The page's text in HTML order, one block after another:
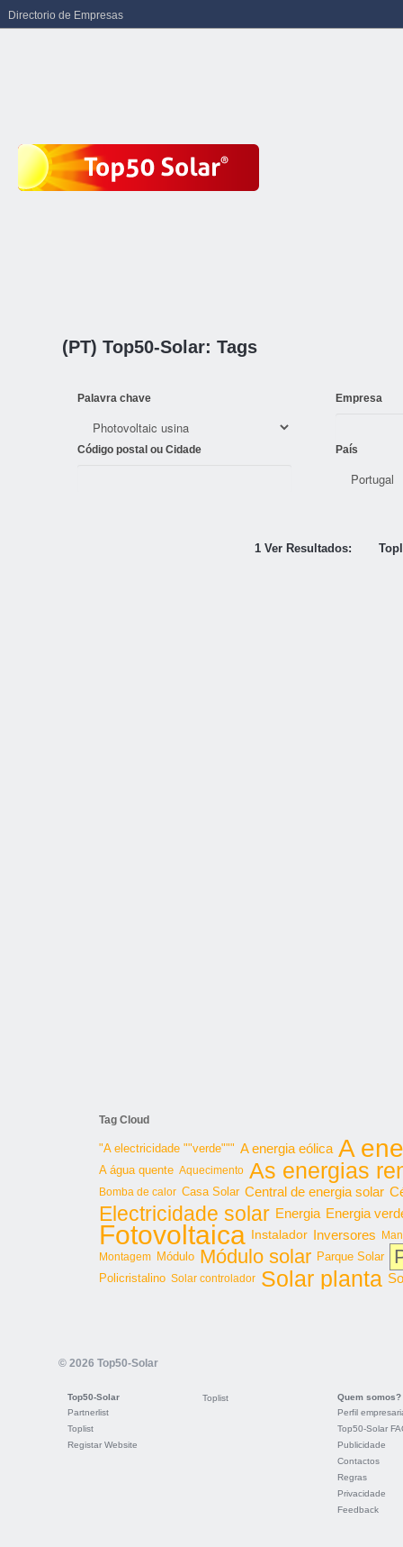
(PT) Top50-Solar: Tags
Palavra chave Empresa
Código postal ou Cidade País
1 Ver Resultados:
Tag Cloud
"A electricidade ""verde""" A energia eólica A
A água quente Aquecimento As energias
Bomba de calor Casa Solar Central de energia solar
Electricidade solar Energia Energia
Fotovoltaica Instalador Inversores
Montagem Módulo Módulo solar Parque Solar
Policristalino Solar controlador Solar planta
© 2026 Top50-Solar
Top50-Solar
Partnerlist
Toplist
Registar Website
Toplist
Quem somos?
Perfil
Top50-Solar
Publicidade
Contactos
Regras
Privacidade
Feedback
Directorio de Empresas